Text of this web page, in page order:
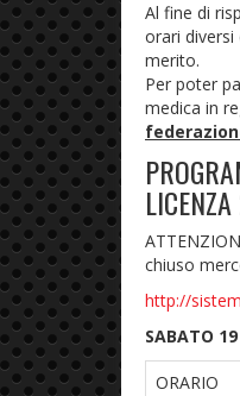
Al fine di
orari
merito.
Per poter
medica in
chiuso
http://
SABATO
ORARIO